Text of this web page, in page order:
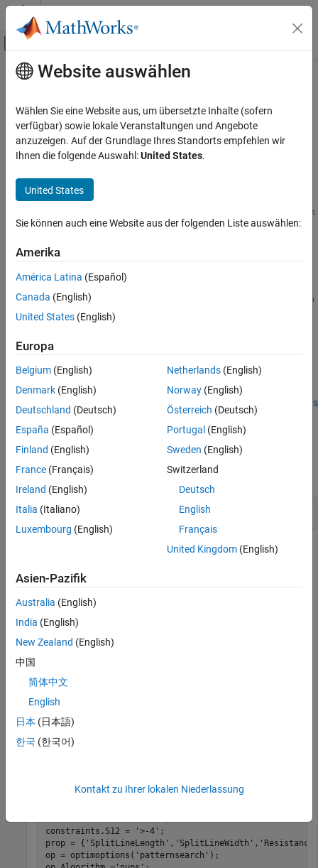
Weiter zum Inhalt
Umschaltung für Off-Canvas-
Startseite der Dokumentation
RF PCB Toolbox
Analysis and Verification
ON THIS PAGE
Description
Examples
Input Arguments
Name-Value Arguments
Output Arguments
Version History
Hauptinhalt
optimize
Optimize pcb catalog object
Since R2025a
collapse all in page
optimizedobj =
optimize(pcbcatobj,frequency,objectivefunction,propertynam
es,bounds,algorithm)
Description
=
optimize(pcbcatobj
propertynam
es,bounds, algorithm
example
optimizedobj= optimize( Name=Value)optimizes the using
additional options specified by one or more
name-value arguments
(Antenna Toolbox)
Examples
collapse all
Optimize Wilkinson Splitter to Minimize Area
pcb catalog object
Use the design function to create a Wilkinson Splitter at 3 GHz
obj = design(wilkinsonSplitter,3e9);
Set up the optimization parameters and run
Optimize, visualize, and plot the s parameters
bounds = {10e-3 1e-3 50 2e-3 10e-3; 50e-3 8e-3 100
constraints.S11 = '<-10';
constraints.S12 =
'>-4' ;
prop = { 'SplitLineLength' , 'SplitLineWidth' , 'Resistance'
op = optimoptions( 'patternsearch' );
Website auswählen
Wählen Sie eine Website aus, um übersetzte Inhalte (sofern
verfügbar) sowie lokale Veranstaltungen und Angebote
anzuzeigen. Auf der Grundlage Ihres Standorts empfehlen wir
Ihnen die folgende Auswahl:United States.
United States
Sie können auch eine Website aus der folgenden Liste auswählen:
Amerika
América Latina (Español)
Canada (English)
United States (English)
Europa
Belgium (English)
Denmark (English)
Deutschland (Deutsch)
España (Español)
Finland (English)
France (Français)
Ireland (English)
Italia (Italiano)
Luxembourg (English)
Netherlands(English)
Norway(English)
Österreich (Deutsch)
Portugal (English)
Sweden (English)
Switzerland
Deutsch
English
Français
United Kingdom(English)
Asien-Pazifik
Australia (English)
India (English)
New Zealand (English)
中国
简体中文
English
日本 (日本語)
한국 (한국어)
Kontakt zu Ihrer lokalen Niederlassung